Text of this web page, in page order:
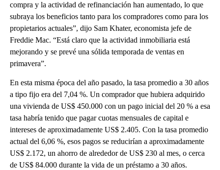
compra y la actividad de refinanciación han aumentado, lo que
subraya los beneficios tanto para los compradores como para los
propietarios actuales”, dijo Sam Khater, economista jefe de
Freddie Mac. “Está claro que la actividad inmobiliaria está
mejorando y se prevé una sólida temporada de ventas en
primavera”.
En esta misma época del año pasado, la tasa promedio a 30 años
a tipo fijo era del 7,04 %. Un comprador que hubiera adquirido
una vivienda de US$ 450.000 con un pago inicial del 20 % a esa
tasa habría tenido que pagar cuotas mensuales de capital e
intereses de aproximadamente US$ 2.405. Con la tasa promedio
actual del 6,06 %, esos pagos se reducirían a aproximadamente
US$ 2.172, un ahorro de alrededor de US$ 230 al mes, o cerca
de US$ 84.000 durante la vida de un préstamo a 30 años.